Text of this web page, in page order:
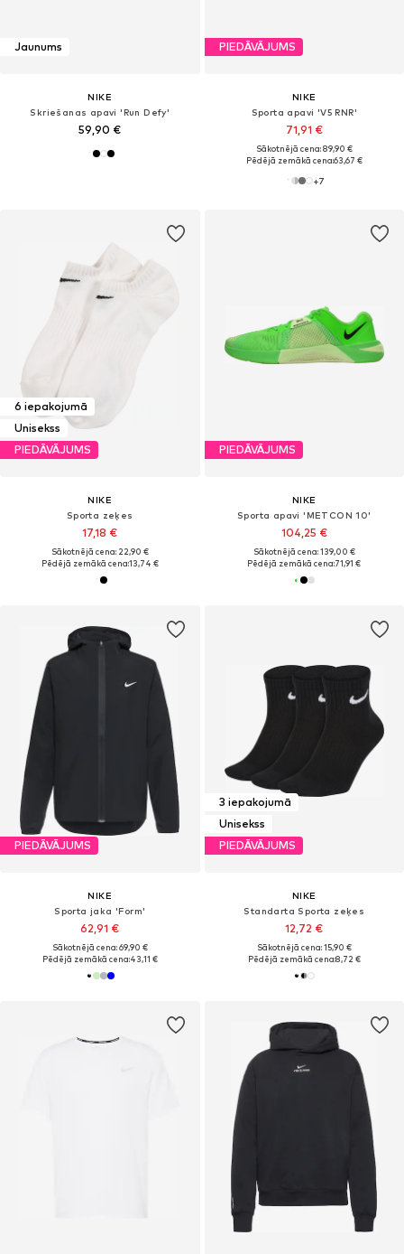
Jaunums
NIKE
Skriešanas apavi 'Run Defy'
59,90 €
PIEDĀVĀJUMS
NIKE
Sporta apavi 'V5 RNR'
71,91 €
Sākotnējā cena: 89,90 €
Pēdējā zemākā cena:63,67 €
+7
6 iepakojumā
Unisekss
PIEDĀVĀJUMS
NIKE
Sporta zeķes
17,18 €
Sākotnējā cena: 22,90 €
Pēdējā zemākā cena:13,74 €
PIEDĀVĀJUMS
NIKE
Sporta apavi 'METCON 10'
104,25 €
Sākotnējā cena: 139,00 €
Pēdējā zemākā cena:71,91 €
PIEDĀVĀJUMS
NIKE
Sporta jaka 'Form'
62,91 €
Sākotnējā cena: 69,90 €
Pēdējā zemākā cena:43,11 €
3 iepakojumā
Unisekss
PIEDĀVĀJUMS
NIKE
Standarta Sporta zeķes
12,72 €
Sākotnējā cena: 15,90 €
Pēdējā zemākā cena:8,72 €